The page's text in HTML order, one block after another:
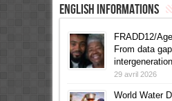
English informations
FRADD12/
From data
29 avril 2026
World Water